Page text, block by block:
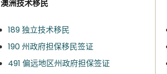
澳洲技术移民
189 独立技术移民
190 州政府担保移民签证
491 偏远地区州政府担保签证